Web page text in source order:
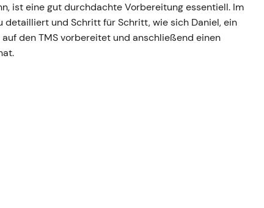
ist eine gut durchdachte Vorbereitung essentiell. Im
detailliert und Schritt für Schritt, wie sich Daniel, ein
den TMS vorbereitet und anschließend einen